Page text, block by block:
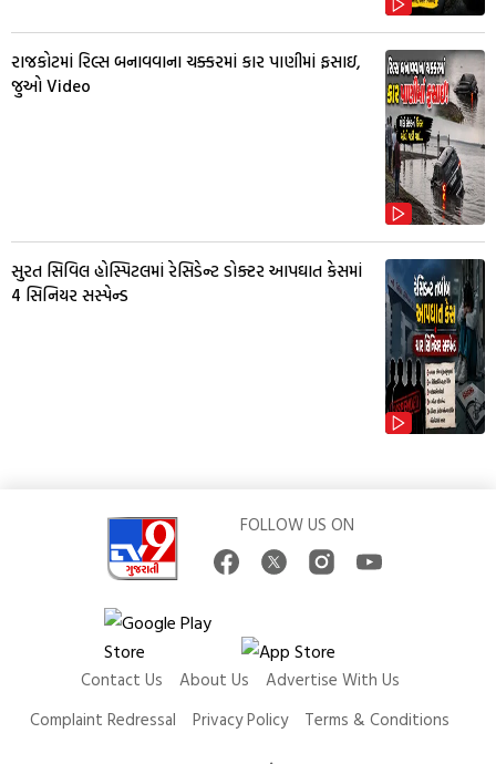
રાજકોટમાં રિલ્સ બનાવવાના ચક્કરમાં કાર પાણીમાં ફસાઇ,
જુઓ Video
સુરત સિવિલ હોસ્પિટલમાં રેસિડેન્ટ ડોક્ટર આપઘાત કેસમાં
4 સિનિયર સસ્પેન્ડ
FOLLOW US ON
Contact Us About Us
Advertise With Us
Complaint Redressal
Privacy Policy
Terms & Conditions